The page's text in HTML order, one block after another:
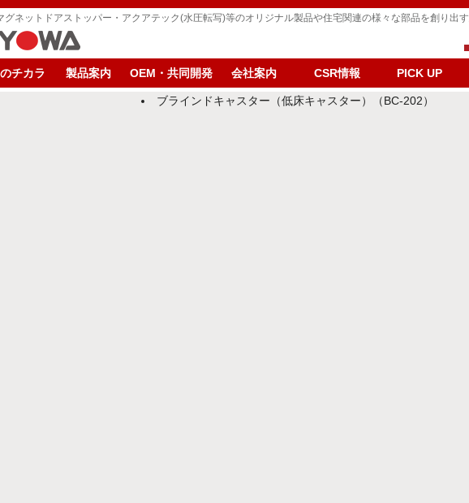
グネットドアストッパー・アクアテック(水圧転写)等のオリジナル製品や住宅関連の様々な部品を創り出
チカラ 製品案内 OEM・共同開発 会社案内 CSR情報 PICK UP
ブラインドキャスター（低床キャスター）（BC-202）